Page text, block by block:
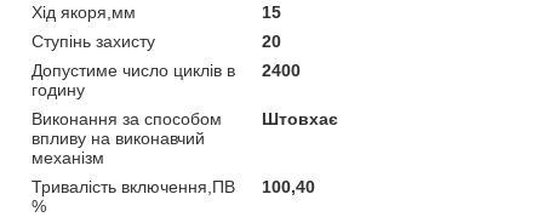
Хід якоря,мм
15
Ступінь захисту
20
Допустиме число циклів в
годину
2400
Виконання за способом
впливу на виконавчий
механізм
Штовхає
Тривалість включення,ПВ
%
100,40